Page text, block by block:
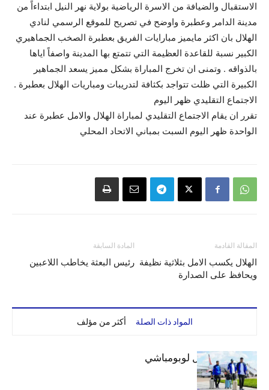
الاستقبال والضيافة من الاسرة الرياضية بولاية نهر النيل ابتداءاً من
مدينة الدامر وعطبرة واوضح في تصريح للموقع الرسمي لنادي
الهلال بان اكثر مايميز مبارايات الفريق بعطبرة الصخب الجماهيري
الكبير نسبة للقاعدة العظيمة التي تتمتع بها المدينة واصفاً اياها
بالذواقه . وتمنى ان تخرج المباراة بشكل مميز يسعد الجماهير
الكبيرة التي ظلت تتواجد بكثافة لتدريبات ومباريات الهلال بعطبرة .
الاجتماع التقليدي ظهر اليوم
تقرر ان يقام الاجتماع التقليدي لمباراة الهلال والامل عطبرة عند
الواحدة ظهر اليوم السبت بمباني الاتحاد المحلي
المادة السابقة
رئيس البعثة يخاطب اللاعبين
المقالة القادمة
الهلال يكسب الامل بثلاثية نظيفة
ويحافظ على الصدارة
المواد ذات الصلة أكثر من مؤلف
بعثة الهلال تصل لوبومباشي